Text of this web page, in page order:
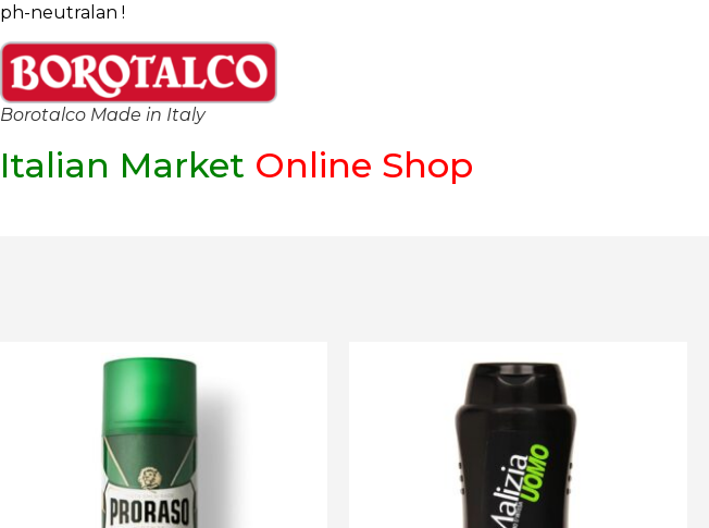
ph-neutralan !
Borotalco Made in Italy
Italian Market Online Shop